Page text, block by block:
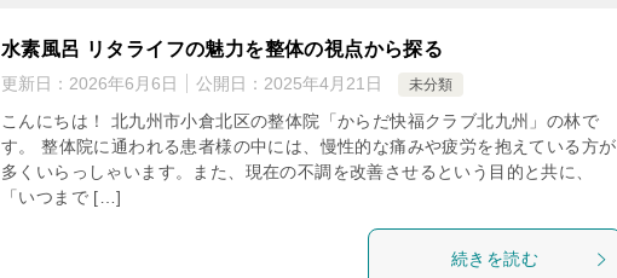
水素風呂 リタライフの魅力を整体の視点から探る
更新日： 2026年6月6日 公開日： 2025年4月21日 未分類
こんにちは！ 北九州市小倉北区の整体院「からだ快福クラブ北九州」の林で
す。 整体院に通われる患者様の中には、慢性的な痛みや疲労を抱えている方が
多くいらっしゃいます。また、現在の不調を改善させるという目的と共に、
「いつまで […]
続きを読む